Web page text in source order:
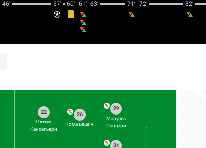
46‎’‎ 57‎’‎ 60‎’‎ 61‎’‎ 63‎’‎ 71‎’‎ 72‎’‎ 82‎’‎
29
Мануэль
Лаццари
34
26
Тома Башич
22
Маттео
Кансельери